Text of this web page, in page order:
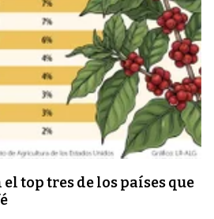
top tres de los países que